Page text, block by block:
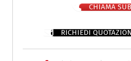
CHIAMA
RICHIEDI